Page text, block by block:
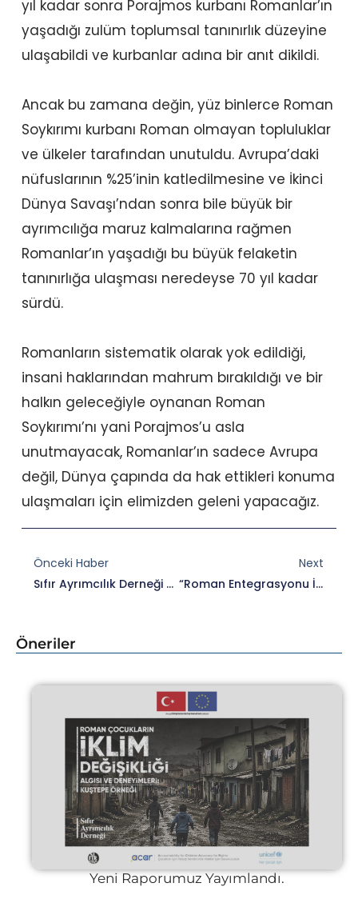
yıl kadar sonra Porajmos kurbanı Romanlar’ın
yaşadığı zulüm toplumsal tanınırlık düzeyine
ulaşabildi ve kurbanlar adına bir anıt dikildi.
Ancak bu zamana değin, yüz binlerce Roman
Soykırımı kurbanı Roman olmayan topluluklar
ve ülkeler tarafından unutuldu. Avrupa’daki
nüfuslarının %25’inin katledilmesine ve İkinci
Dünya Savaşı’ndan sonra bile büyük bir
ayrımcılığa maruz kalmalarına rağmen
Romanlar’ın yaşadığı bu büyük felaketin
tanınırlığa ulaşması neredeyse 70 yıl kadar
sürdü.
Romanların sistematik olarak yok edildiği,
insani haklarından mahrum bırakıldığı ve bir
halkın geleceğiyle oynanan Roman
Soykırımı’nı yani Porajmos’u asla
unutmayacak, Romanlar’ın sadece Avrupa
değil, Dünya çapında da hak ettikleri konuma
ulaşmaları için elimizden geleni yapacağız.
Önceki Haber
Sıfır Ayrımcılık Derneği Batı Balkanlar Ve Türkiye’de Roman Sivil Toplumunu Güçlendirmek Üzere Ortak Girişim Projesi Kapsamında Kapasite Geliştirme Fonu Veriyor!
Next
“Roman Entegrasyonu İzleme Ve Savunuculuk” Faaliyetimiz Kapsamında Hacıbektaş’ta Çalıştay Düzenledik.
Öneriler
Yeni Raporumuz Yayımlandı.